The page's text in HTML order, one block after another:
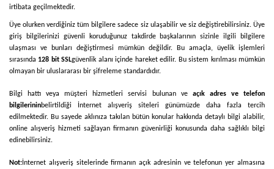
irtibata geçilmektedir.
Üye olurken verdiğiniz tüm bilgilere sadece siz ulaşabilir ve siz değiştirebilirsiniz. Üye
giriş bilgilerinizi güvenli koruduğunuz takdirde başkalarının sizinle ilgili bilgilere
ulaşması ve bunları değiştirmesi mümkün değildir. Bu amaçla, üyelik işlemleri
sırasında 128 bit SSLgüvenlik alanı içinde hareket edilir. Bu sistem kırılması mümkün
olmayan bir uluslararası bir şifreleme standardıdır.
Bilgi hattı veya müşteri hizmetleri servisi bulunan ve açık adres ve telefon
bilgilerininbelirtildiği İnternet alışveriş siteleri günümüzde daha fazla tercih
edilmektedir. Bu sayede aklınıza takılan bütün konular hakkında detaylı bilgi alabilir,
online alışveriş hizmeti sağlayan firmanın güvenirliği konusunda daha sağlıklı bilgi
edinebilirsiniz.
Not: İnternet alışveriş sitelerinde firmanın açık adresinin ve telefonun yer almasına